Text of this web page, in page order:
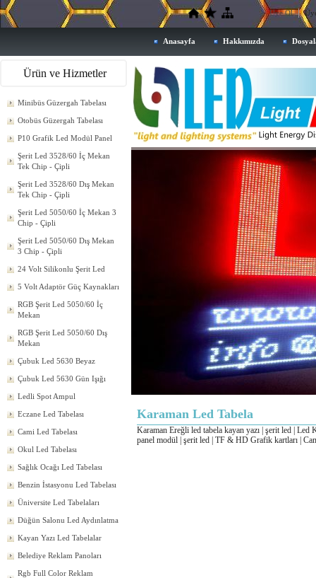
Üye Ol
Anasayfa Hakkımızda
Ürün ve Hizmetler
Minibüs Güzergah Tabelası
Otobüs Güzergah Tabelası
P10 Grafik Led Modül Panel
Şerit Led 3528/60 İç Mekan
Tek Chip - Çipli
Şerit Led 3528/60 Dış Mekan
Tek Chip - Çipli
Şerit Led 5050/60 İç Mekan 3
Chip - Çipli
Şerit Led 5050/60 Dış Mekan
3 Chip - Çipli
24 Volt Silikonlu Şerit Led
5 Volt Adaptör Güç Kaynakları
RGB Şerit Led 5050/60 İç
Mekan
RGB Şerit Led 5050/60 Dış
Mekan
Çubuk Led 5630 Beyaz
Çubuk Led 5630 Gün Işığı
Ledli Spot Ampul
Eczane Led Tabelası
Cami Led Tabelası
Okul Led Tabelası
Sağlık Ocağı Led Tabelası
Benzin İstasyonu Led Tabelası
Üniversite Led Tabelaları
Düğün Salonu Led Aydınlatma
Kayan Yazı Led Tabelalar
Belediye Reklam Panoları
Rgb Full Color Reklam
Karaman Led Tabela
Karaman Ereğli led tabela kayan yazı | şerit led | Led
panel modül | şerit led | TF & HD Grafik kartları |